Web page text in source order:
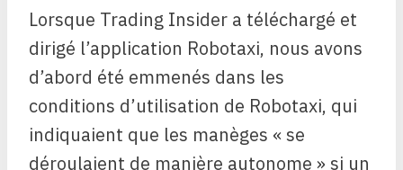
Lorsque Trading Insider a téléchargé et
dirigé l’application Robotaxi, nous avons
d’abord été emmenés dans les
conditions d’utilisation de Robotaxi, qui
indiquaient que les manèges « se
déroulaient de manière autonome » si un